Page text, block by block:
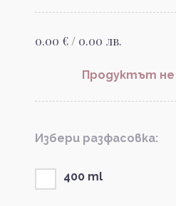
0.00 € / 0.00 лв.
Продуктът не
Избери разфасовка:
400 ml